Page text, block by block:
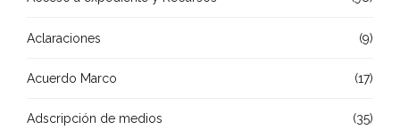
Aclaraciones (9)
Acuerdo Marco (17)
Adscripción de medios (35)